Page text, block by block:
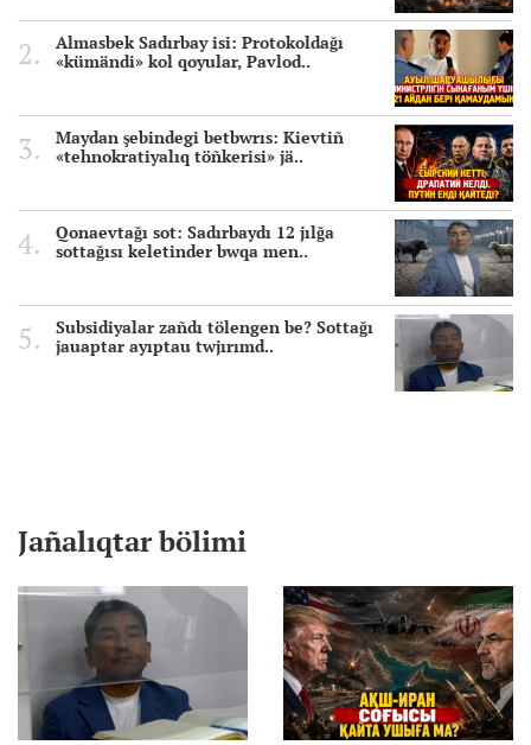
Almasbek Sadırbay isi: Protokoldağı
«kümändi» kol qoyular, Pavlod..
Maydan şebindegi betbwrıs: Kievtiñ
«tehnokratiyalıq töñkerisi» jä..
Qonaevtağı sot: Sadırbaydı 12 jılğa
sottağısı keletinder bwqa men..
Subsidiyalar zañdı tölengen be? Sottağı
jauaptar ayıptau twjırımd..
Jañalıqtar bölimi